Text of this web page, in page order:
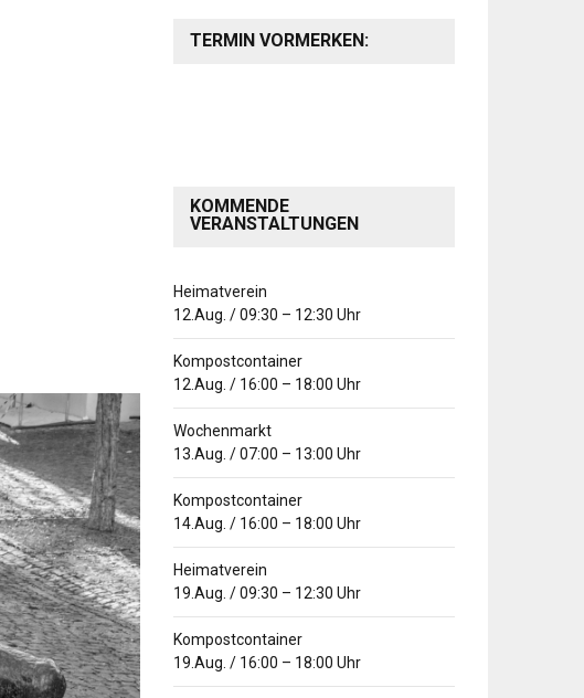
TERMIN VORMERKEN:
KOMMENDE
VERANSTALTUNGEN
Heimatverein
12.Aug. /09:30 – 12:30 Uhr
Kompostcontainer
12.Aug. / 16:00 – 18:00 Uhr
Wochenmarkt
13.Aug. /07:00 – 13:00 Uhr
Kompostcontainer
14.Aug. / 16:00 – 18:00 Uhr
Heimatverein
19.Aug. /09:30 – 12:30 Uhr
Kompostcontainer
19.Aug. / 16:00 – 18:00 Uhr